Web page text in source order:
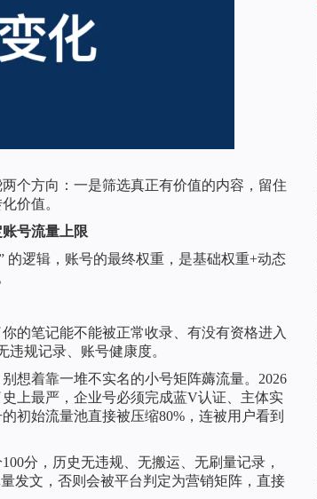
个方向：一是筛选真正有价值的内容，留住
价值。
号流量上限
的逻辑，账号的最终权重，是基础权重+动态
的笔记能不能被正常收录、有没有资格进入
规记录、账号健康度。
想着靠一堆不实名的小号矩阵薅流量。2026
上最严，企业号必须完成蓝V认证、主体实
初始流量池直接被压缩80%，连被用户看到
分，历史无违规、无搬运、无刷量记录，
发文，否则会被平台判定为营销矩阵，直接